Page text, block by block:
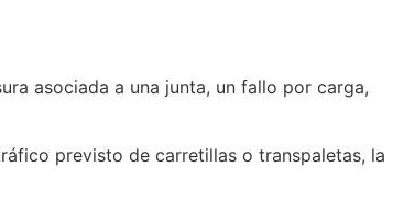
asociada a una junta, un fallo por carga,
previsto de carretillas o transpaletas, la